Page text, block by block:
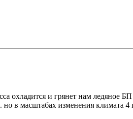
охладится и грянет нам ледяное БП
в масштабах изменения климата 4